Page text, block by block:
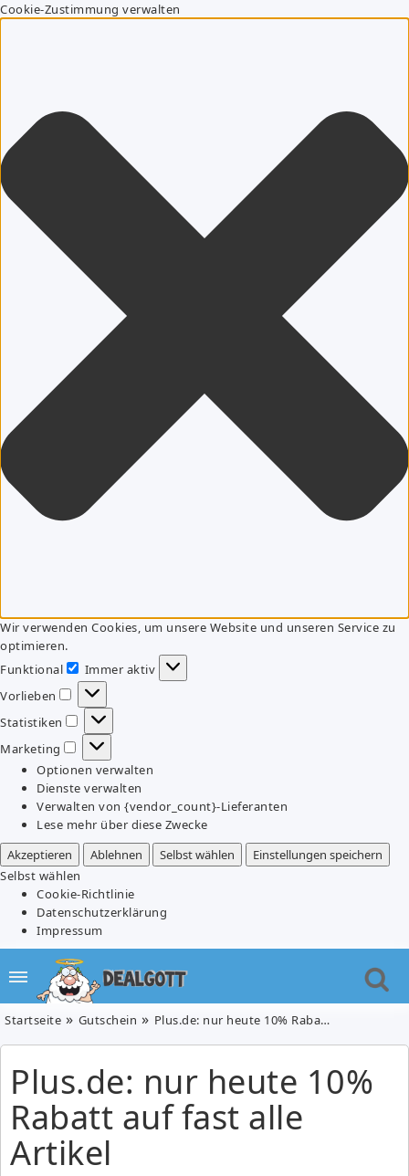
Cookie-Zustimmung verwalten
Wir verwenden Cookies, um unsere Website und unseren Service zu
optimieren.
Funktional
Funktional
Immer aktiv
Vorlieben
Vorlieben
Statistiken
Statistiken
Marketing
Marketing
Optionen verwalten
Dienste verwalten
Verwalten von {vendor_count}-Lieferanten
Lese mehr über diese Zwecke
Akzeptieren
Ablehnen Selbst wählen
Einstellungen speichern
Selbst wählen
Cookie-Richtlinie
Datenschutzerklärung
Impressum
Startseite Gutschein Plus.de: nur heute 10% Rabatt auf fast alle Artikel
Plus.de: nur heute 10%
Rabatt auf fast alle
Artikel